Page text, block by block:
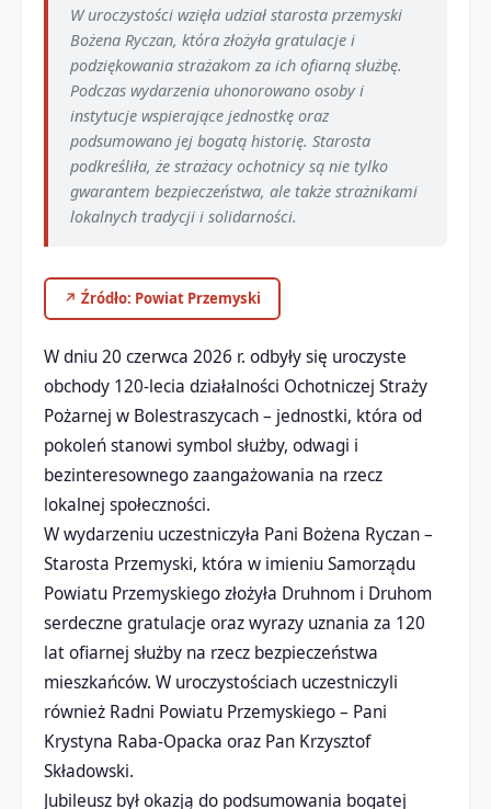
W uroczystości wzięła udział starosta przemyski
Bożena Ryczan, która złożyła gratulacje i
podziękowania strażakom za ich ofiarną służbę.
Podczas wydarzenia uhonorowano osoby i
instytucje wspierające jednostkę oraz
podsumowano jej bogatą historię. Starosta
podkreśliła, że strażacy ochotnicy są nie tylko
gwarantem bezpieczeństwa, ale także strażnikami
lokalnych tradycji i solidarności.
↗ Źródło: Powiat Przemyski
W dniu 20 czerwca 2026 r. odbyły się uroczyste
obchody 120-lecia działalności Ochotniczej Straży
Pożarnej w Bolestraszycach – jednostki, która od
pokoleń stanowi symbol służby, odwagi i
bezinteresownego zaangażowania na rzecz
lokalnej społeczności.
W wydarzeniu uczestniczyła Pani Bożena Ryczan –
Starosta Przemyski, która w imieniu Samorządu
Powiatu Przemyskiego złożyła Druhnom i Druhom
serdeczne gratulacje oraz wyrazy uznania za 120
lat ofiarnej służby na rzecz bezpieczeństwa
mieszkańców. W uroczystościach uczestniczyli
również Radni Powiatu Przemyskiego – Pani
Krystyna Raba-Opacka oraz Pan Krzysztof
Składowski.
Jubileusz był okazją do podsumowania bogatej